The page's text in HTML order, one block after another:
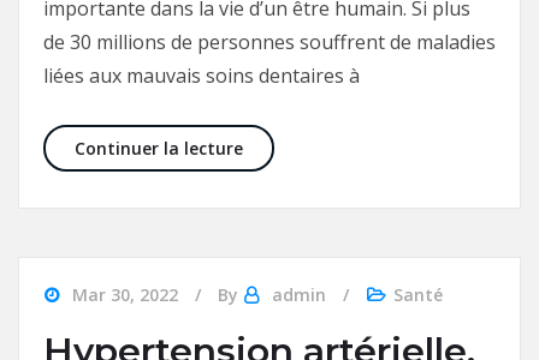
importante dans la vie d’un être humain. Si plus
de 30 millions de personnes souffrent de maladies
liées aux mauvais soins dentaires à
Continuer la lecturePourquoi faire appel à une
Mar 30, 2022 By admin Santé
Hypertension artérielle,